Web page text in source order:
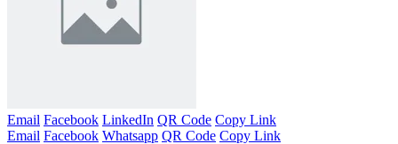
Email Facebook LinkedIn QR Code Copy Link
Email Facebook Whatsapp QR Code Copy Link